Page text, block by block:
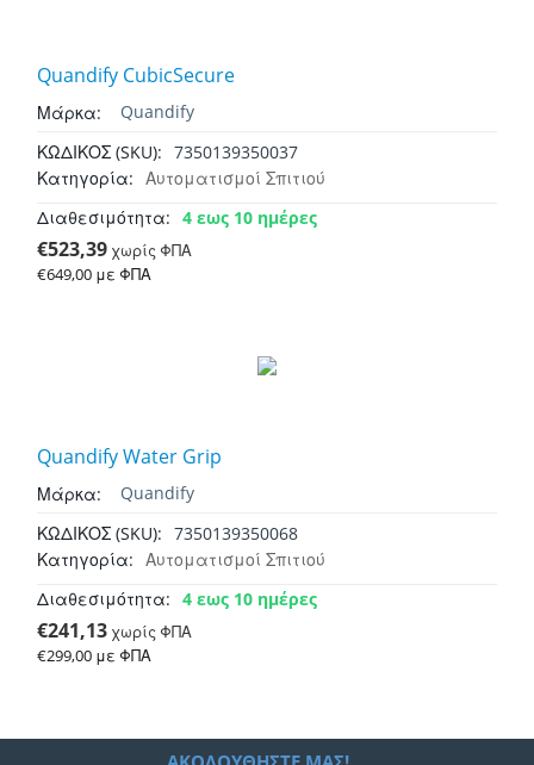
Quandify CubicSecure
Μάρκα:
Quandify
ΚΩΔΙΚΟΣ (SKU): 7350139350037
Κατηγορία: Αυτοματισμοί Σπιτιού
Διαθεσιμότητα: 4 εως 10 ημέρες
€523,39 χωρίς ΦΠΑ
€649,00 με ΦΠΑ
Quandify Water Grip
Μάρκα:
Quandify
ΚΩΔΙΚΟΣ (SKU): 7350139350068
Κατηγορία: Αυτοματισμοί Σπιτιού
Διαθεσιμότητα: 4 εως 10 ημέρες
€241,13 χωρίς ΦΠΑ
€299,00 με ΦΠΑ